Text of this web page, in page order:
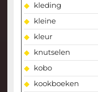
kleding
kleine
kleur
knutselen
kobo
kookboeken